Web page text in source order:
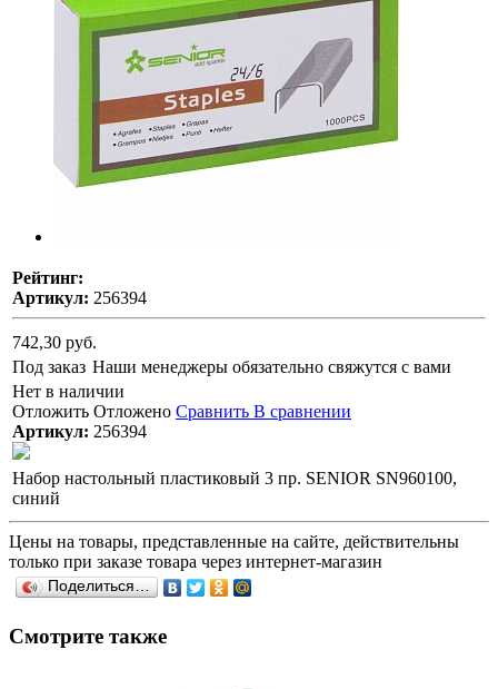
Рейтинг:
Артикул: 256394
742,30 руб.
Под заказ Наши менеджеры обязательно свяжутся с вами
Нет в наличии
Отложить Отложено Сравнить В сравнении
Артикул: 256394
Набор настольный пластиковый 3 пр. SENIOR SN960100,
синий
Цены на товары, представленные на сайте, действительны
только при заказе товара через интернет-магазин
Поделиться…
Смотрите также